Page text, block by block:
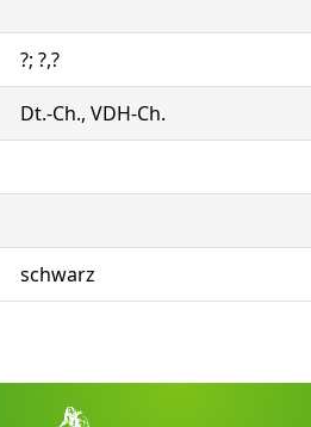
?; ?,?
Dt.-Ch., VDH-Ch.
schwarz